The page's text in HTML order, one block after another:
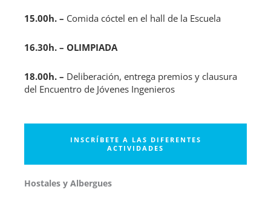
15.00h. – Comida cóctel en el hall de la Escuela
16.30h. – OLIMPIADA
18.00h. – Deliberación, entrega premios y clausura
del Encuentro de Jóvenes Ingenieros
INSCRÍBETE A LAS DIFERENTES
ACTIVIDADES
Hostales y Albergues